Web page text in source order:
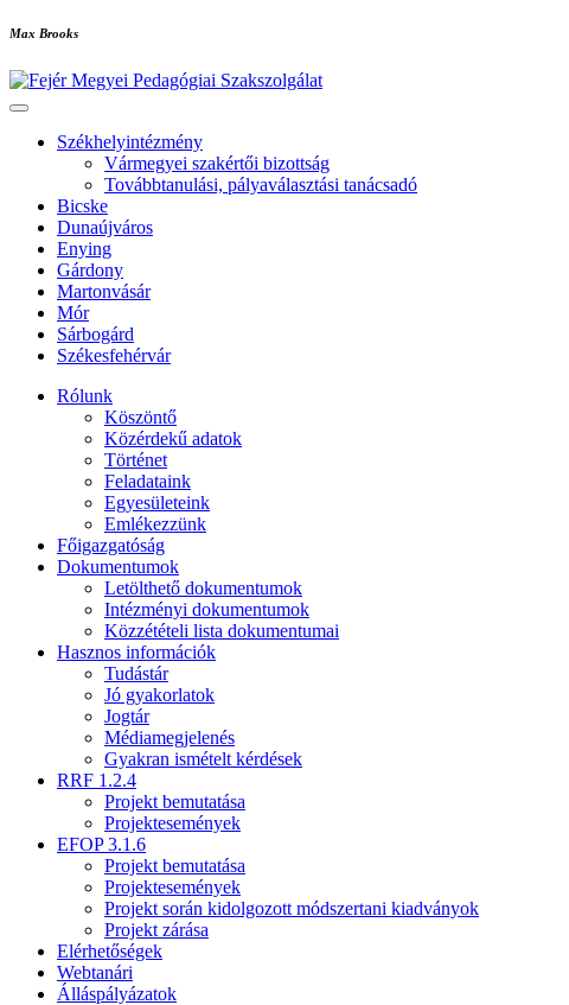
Max Brooks
Székhelyintézmény
Vármegyei szakértői bizottság
Továbbtanulási, pályaválasztási tanácsadó
Bicske
Dunaújváros
Enying
Gárdony
Martonvásár
Mór
Sárbogárd
Székesfehérvár
Rólunk
Köszöntő
Közérdekű adatok
Történet
Feladataink
Egyesületeink
Emlékezzünk
Főigazgatóság
Dokumentumok
Letölthető dokumentumok
Intézményi dokumentumok
Közzétételi lista dokumentumai
Hasznos információk
Tudástár
Jó gyakorlatok
Jogtár
Médiamegjelenés
Gyakran ismételt kérdések
RRF 1.2.4
Projekt bemutatása
Projektesemények
EFOP 3.1.6
Projekt bemutatása
Projektesemények
Projekt során kidolgozott módszertani kiadványok
Projekt zárása
Elérhetőségek
Webtanári
Álláspályázatok